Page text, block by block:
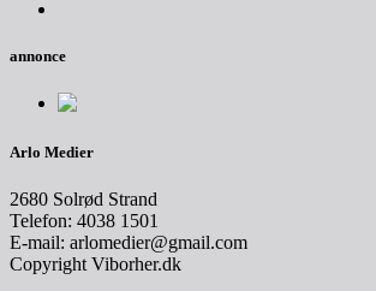
annonce
Arlo Medier
2680 Solrød Strand
Telefon: 4038 1501
E-mail: arlomedier@gmail.com
Copyright Viborher.dk